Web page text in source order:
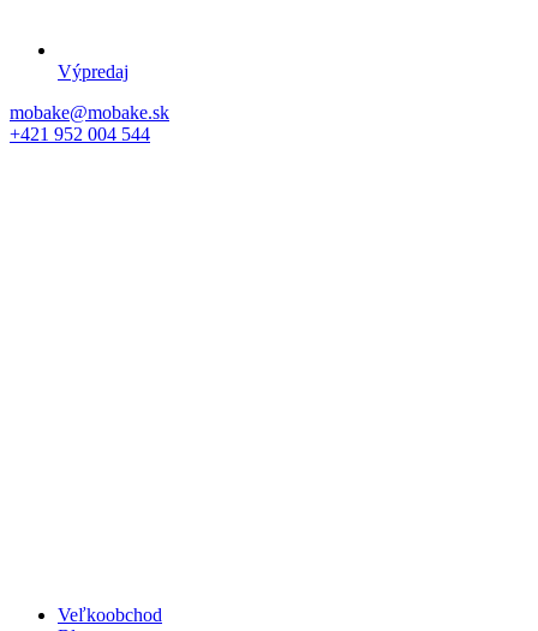
Výpredaj
mobake@mobake.sk
+421 952 004 544
Veľkoobchod